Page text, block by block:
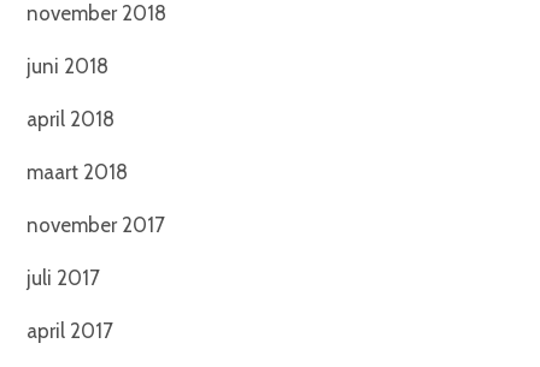
november 2018
juni 2018
april 2018
maart 2018
november 2017
juli 2017
april 2017